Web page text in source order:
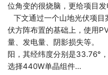
位角变的很烧脑，更给项目
下文通过一个山地光伏项
伏方阵布置的基础上，使用
量、发电量、阴影损失等
阳，其经纬度分别是33.76°
选择440W单晶组件…